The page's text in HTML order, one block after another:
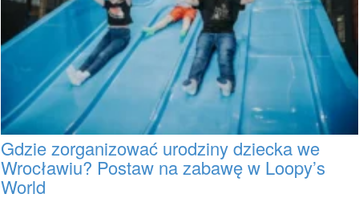
Gdzie zorganizować urodziny dziecka we
Wrocławiu? Postaw na zabawę w Loopy’s
World